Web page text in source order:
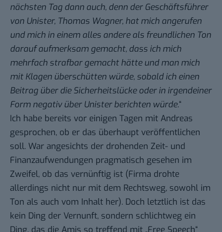
nächsten Tag dann auch, denn der Geschäftsführer
von Unister, Thomas Wagner, hat mich angerufen
und mich in einem alles andere als freundlichen Ton
darauf aufmerksam gemacht, dass ich mich
mehrfach strafbar gemacht hätte und man mich
mit Klagen überschütten würde, sobald ich einen
Beitrag über die Sicherheitslücke oder in irgendeiner
Form negativ über Unister berichten würde.“
Ich habe bereits vor einigen Tagen mit Andreas
gesprochen, ob er das überhaupt veröffentlichen
soll. War angesichts der drohenden Zeit- und
Finanzaufwendungen pragmatisch gesehen im
Zweifel, ob das vernünftig ist (Firma drohte
allerdings nicht nur mit dem Rechtsweg, sowohl im
Ton als auch vom Inhalt her). Doch letztlich ist das
kein Ding der Vernunft, sondern schlichtweg ein